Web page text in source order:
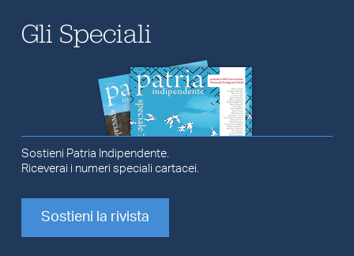
Gli Speciali
Sostieni Patria Indipendente.
Riceverai i numeri speciali cartacei.
Sostieni la rivista